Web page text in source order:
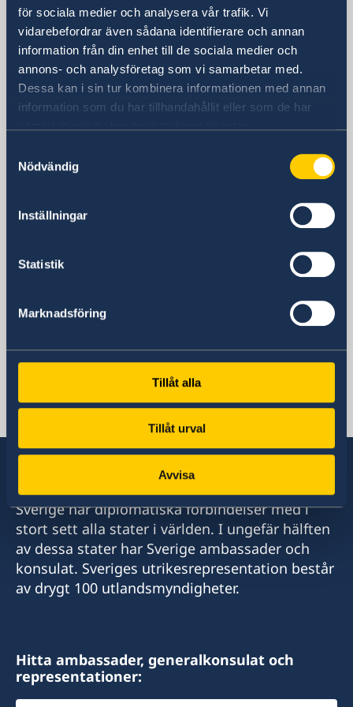
för sociala medier och analysera vår trafik. Vi
vidarebefordrar även sådana identifierare och annan
information från din enhet till de sociala medier och
annons- och analysföretag som vi samarbetar med.
Dessa kan i sin tur kombinera informationen med annan
information som du har tillhandahållit eller som de har
Nödvändig
Inställningar
Statistik
Marknadsföring
Tillåt alla
Tillåt urval
Avvisa
Sveriges ambassad i Skopje
Besöksadress
8ma Udarna Brigada No.2
Skopje
Postadress
Embassy of Sweden
1000 Skopje
Telefonnummer
Receptionen telefontid mån-fre 09.00-
+389 2 329 78 80
tors 11.00-12.00
E-postadress
Receptionen
ambassaden.skopje@gov.se
Migrationsavdelningen
ambassaden.skopje-migration@gov.se
Sverige har diplomatiska förbindelser med i
stort sett alla stater i världen. I ungefär hälften
av dessa stater har Sverige ambassader och
konsulat. Sveriges utrikesrepresentation består
av drygt 100 utlandsmyndigheter.
Hitta ambassader, generalkonsulat och
representationer: